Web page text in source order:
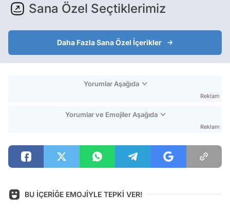
Sana Özel Seçtiklerimiz
Daha Fazla Sana Özel İçerikler
Yorumlar Aşağıda
Reklam
Yorumlar ve Emojiler Aşağıda
Reklam
BU İÇERİĞE EMOJİYLE TEPKİ VER!